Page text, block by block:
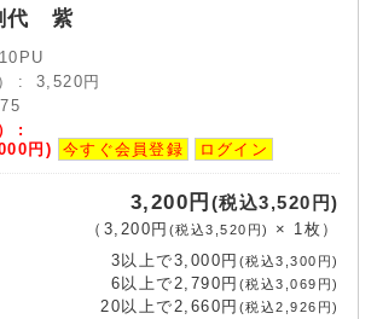
代 紫
3,520円
円)
今すぐ会員登録 ログイン
3,200円 (税込3,520円)
（ 3,200円 (税込3,520円) × 1枚 ）
3以上で3,000円 (税込3,300円)
6以上で 2,790円 (税込3,069円)
20以上で 2,660円 (税込2,926円)